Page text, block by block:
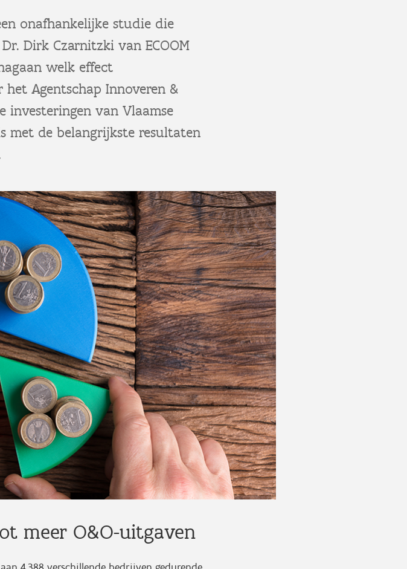
onafhankelijke studie die
Dirk Czarnitzki van ECOOM
welk effect
Agentschap Innoveren &
investeringen van Vlaamse
met de belangrijkste resultaten
meer O&O-uitgaven